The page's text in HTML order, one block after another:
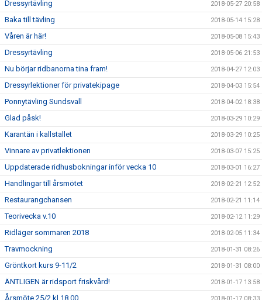
Dressyrtävling 2018-05-27 20:58
Baka till tävling 2018-05-14 15:28
Våren är här! 2018-05-08 15:43
Dressyrtävling 2018-05-06 21:53
Nu börjar ridbanorna tina fram! 2018-04-27 12:03
Dressyrlektioner för privatekipage 2018-04-03 15:54
Ponnytävling Sundsvall 2018-04-02 18:38
Glad påsk! 2018-03-29 10:29
Karantän i kallstallet 2018-03-29 10:25
Vinnare av privatlektionen 2018-03-07 15:25
Uppdaterade ridhusbokningar inför vecka 10 2018-03-01 16:27
Handlingar till årsmötet 2018-02-21 12:52
Restaurangchansen 2018-02-21 11:14
Teorivecka v.10 2018-02-12 11:29
Ridläger sommaren 2018 2018-02-05 11:34
Travmockning 2018-01-31 08:26
Gröntkort kurs 9-11/2 2018-01-31 08:00
ÄNTLIGEN är ridsport friskvård! 2018-01-17 13:58
Årsmöte 25/2 kl 18.00